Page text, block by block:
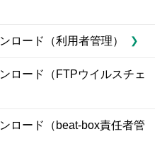
ロード（利用者管理）
ロード（FTPウイルスチェ
ロード（beat-box責任者管